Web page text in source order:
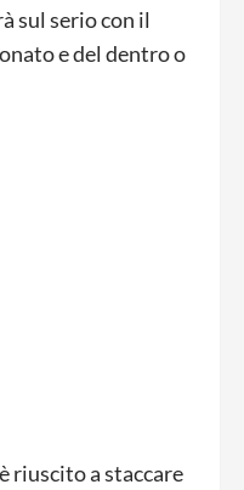
sul serio con il
e del dentro o
riuscito a staccare